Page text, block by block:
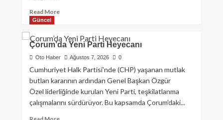
Read More
Güncel
Çorum’da Yeni Parti Heyecanı
Oto Haber Ağustos 7, 2026 0
Cumhuriyet Halk Partisi'nde (CHP) yaşanan mutlak
butlan kararının ardından Genel Başkan Özgür
Özel liderliğinde kurulan Yeni Parti, teşkilatlanma
çalışmalarını sürdürüyor. Bu kapsamda Çorum'daki...